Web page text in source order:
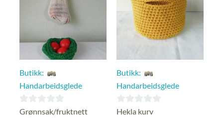
Butikk:
Handarbeidsglede
0
Grønnsak/fruktnett
Butikk:
Handarbeidsglede
0
Hekla kurv